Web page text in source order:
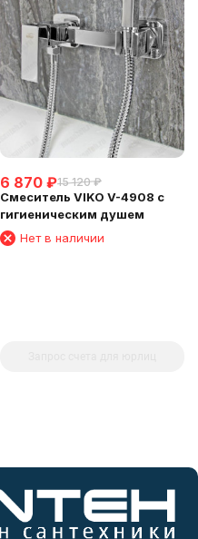
6 870 ₽15 120 ₽
Смеситель VIKO V-4908 с
гигиеническим душем
Нет в наличии